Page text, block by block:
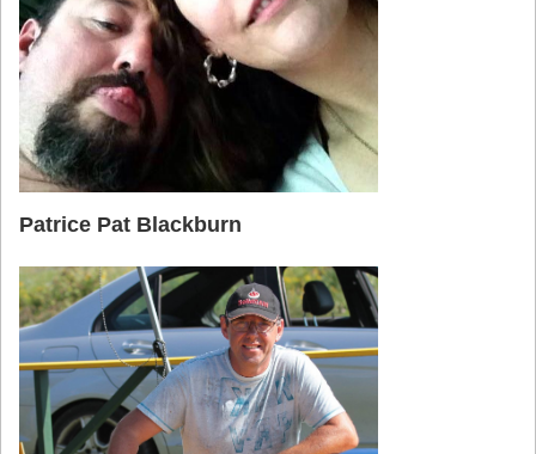
Patrice Pat Blackburn